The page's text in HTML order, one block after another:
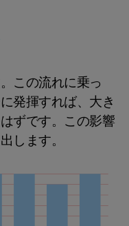
この流れに乗っ
発揮すれば、大き
ずです。この影響
します。